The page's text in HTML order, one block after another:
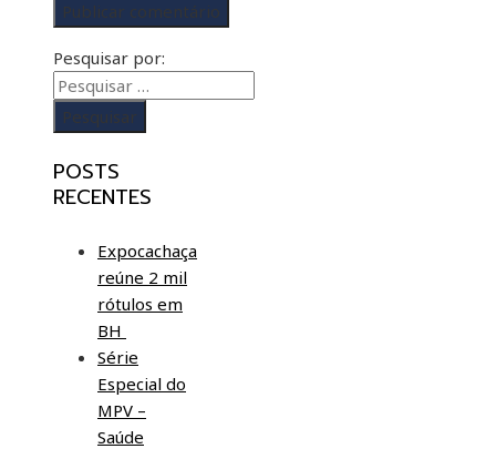
Pesquisar por:
POSTS
RECENTES
Expocachaça
reúne 2 mil
rótulos em
BH
Série
Especial do
MPV –
Saúde